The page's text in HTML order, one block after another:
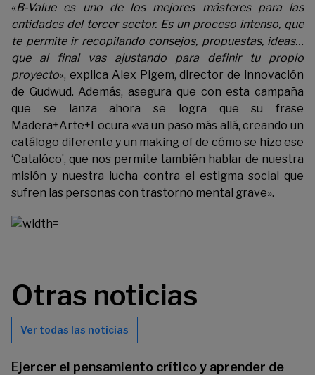
«B-Value es uno de los mejores másteres para las
entidades del tercer sector. Es un proceso intenso, que
te permite ir recopilando consejos, propuestas, ideas…
que al final vas ajustando para definir tu propio
proyecto«, explica Alex Pigem, director de innovación
de Gudwud. Además, asegura que con esta campaña
que se lanza ahora se logra que su frase
Madera+Arte+Locura «va un paso más allá, creando un
catálogo diferente y un making of de cómo se hizo ese
‘Catalóco’, que nos permite también hablar de nuestra
misión y nuestra lucha contra el estigma social que
sufren las personas con trastorno mental grave».
Otras noticias
Ver todas las noticias
Ejercer el pensamiento crítico y aprender de